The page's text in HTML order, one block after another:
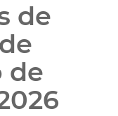
de
de